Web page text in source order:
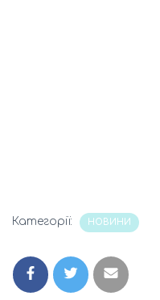
Категорії: НОВИНИ